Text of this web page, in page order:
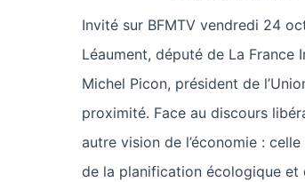
Invité sur BFMTV vendredi 24
Léaument, député de La France
Michel Picon, président de
proximité. Face au discours
autre vision de l’économie :
de la planification écologique et